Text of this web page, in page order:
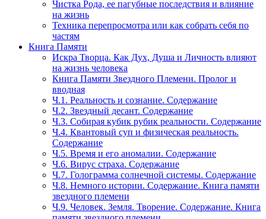
Чистка Рода, ее пагубные последствия и влияние
на жизнь
Техника перепросмотра или как собрать себя по
частям
Книга Памяти
Искра Творца. Как Дух, Душа и Личность влияют
на жизнь человека
Книга Памяти Звездного Племени. Пролог и
вводная
Ч.1. Реальность и сознание. Содержание
Ч.2. Звездный десант. Содержание
Ч.3. Собирая кубик рубик реальности. Содержание
Ч.4. Квантовый суп и физическая реальность.
Содержание
Ч.5. Время и его аномалии. Содержание
Ч.6. Вирус страха. Содержание
Ч.7. Голограмма солнечной системы. Содержание
Ч.8. Немного истории. Содержание. Книга памяти
звездного племени
Ч.9. Человек. Земля. Творение. Содержание. Книга